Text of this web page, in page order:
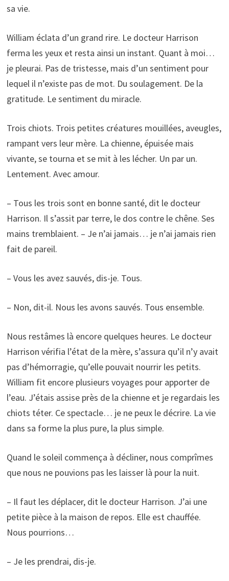
sa vie.
William éclata d’un grand rire. Le docteur Harrison
ferma les yeux et resta ainsi un instant. Quant à moi…
je pleurai. Pas de tristesse, mais d’un sentiment pour
lequel il n’existe pas de mot. Du soulagement. De la
gratitude. Le sentiment du miracle.
Trois chiots. Trois petites créatures mouillées, aveugles,
rampant vers leur mère. La chienne, épuisée mais
vivante, se tourna et se mit à les lécher. Un par un.
Lentement. Avec amour.
– Tous les trois sont en bonne santé, dit le docteur
Harrison. Il s’assit par terre, le dos contre le chêne. Ses
mains tremblaient. – Je n’ai jamais… je n’ai jamais rien
fait de pareil.
– Vous les avez sauvés, dis-je. Tous.
– Non, dit-il. Nous les avons sauvés. Tous ensemble.
Nous restâmes là encore quelques heures. Le docteur
Harrison vérifia l’état de la mère, s’assura qu’il n’y avait
pas d’hémorragie, qu’elle pouvait nourrir les petits.
William fit encore plusieurs voyages pour apporter de
l’eau. J’étais assise près de la chienne et je regardais les
chiots téter. Ce spectacle… je ne peux le décrire. La vie
dans sa forme la plus pure, la plus simple.
Quand le soleil commença à décliner, nous comprîmes
que nous ne pouvions pas les laisser là pour la nuit.
– Il faut les déplacer, dit le docteur Harrison. J’ai une
petite pièce à la maison de repos. Elle est chauffée.
Nous pourrions…
– Je les prendrai, dis-je.